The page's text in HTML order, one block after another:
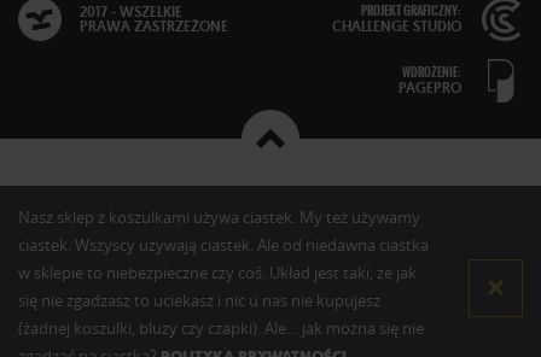
2017 - WSZELKIE
PRAWA ZASTRZEŻONE
PROJEKT GRAFICZNY:
CHALLENGE STUDIO
WDROŻENIE:
PAGEPRO
Nasz sklep z koszulkami używa ciastek. My też używamy
ciastek. Wszyscy używają ciastek. Ale od niedawna ciastka
w sklepie to niebezpieczne czy coś. Układ jest taki, że jak
się nie zgadzasz to uciekasz i nic u nas nie kupujesz
(żadnej koszulki, bluzy czy czapki). Ale… jak można się nie